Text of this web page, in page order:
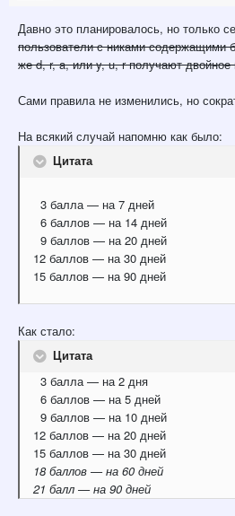
Давно это планировалось, но только
пользователи с никами содержащими
же d, r, a, или y, u, r получают двойное
Сами правила не изменились, но
На всякий случай напомню как было:
Цитата
3 балла — на 7 дней
6 баллов — на 14 дней
9 баллов — на 20 дней
12 баллов — на 30 дней
15 баллов — на 90 дней
Как стало:
Цитата
3 балла — на 2 дня
6 баллов — на 5 дней
9 баллов — на 10 дней
12 баллов — на 20 дней
15 баллов — на 30 дней
18 баллов — на 60 дней
21 балл — на 90 дней